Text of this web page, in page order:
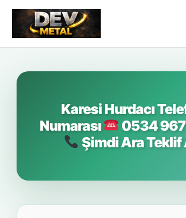
İçeriğe
Karesi Hurdacı
Numarası
0534
Şimdi Ara Teklif